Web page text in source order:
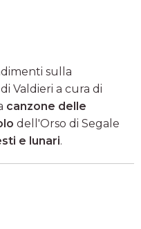
sulla
di Valdieri a cura di
canzone delle
dell'Orso di Segale
e lunari.